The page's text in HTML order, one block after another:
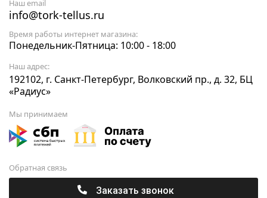
Наш email
info@tork-tellus.ru
Время работы интернет магазина:
Понедельник-Пятница: 10:00 - 18:00
Наш адрес:
192102, г. Санкт-Петербург, Волковский пр., д. 32, БЦ
«Радиус»
Мы принимаем
Обратная связь
Заказать звонок